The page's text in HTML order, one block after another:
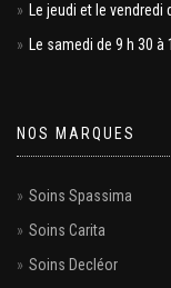
Le jeudi et le vendredi
Le samedi de 9 h 30 à
NOS MARQUES
Soins Spassima
Soins Carita
Soins Decléor